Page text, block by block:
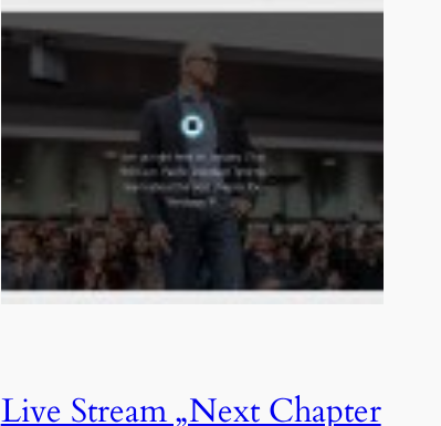
Live Stream „Next Chapter